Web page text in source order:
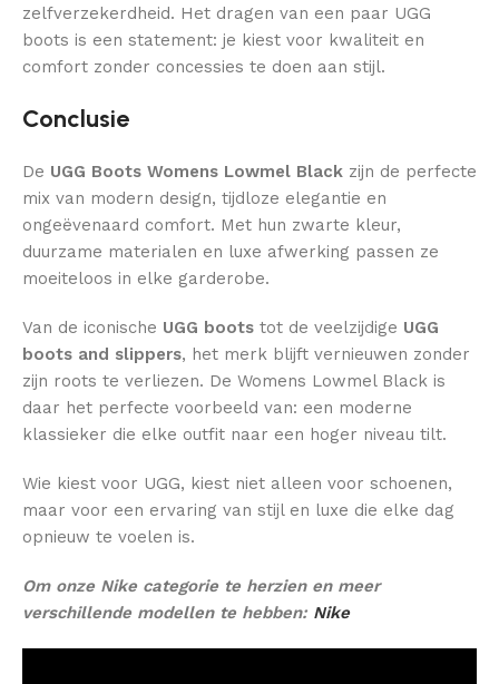
zelfverzekerdheid. Het dragen van een paar UGG
boots is een statement: je kiest voor kwaliteit en
comfort zonder concessies te doen aan stijl.
Conclusie
De UGG Boots Womens Lowmel Black zijn de perfecte
mix van modern design, tijdloze elegantie en
ongeëvenaard comfort. Met hun zwarte kleur,
duurzame materialen en luxe afwerking passen ze
moeiteloos in elke garderobe.
Van de iconische UGG boots tot de veelzijdige UGG
boots and slippers, het merk blijft vernieuwen zonder
zijn roots te verliezen. De Womens Lowmel Black is
daar het perfecte voorbeeld van: een moderne
klassieker die elke outfit naar een hoger niveau tilt.
Wie kiest voor UGG, kiest niet alleen voor schoenen,
maar voor een ervaring van stijl en luxe die elke dag
opnieuw te voelen is.
Om onze Nike categorie te herzien en meer
verschillende modellen te hebben: Nike